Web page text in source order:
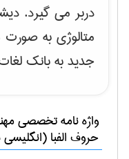
دربر می گیرد.
متالوژی به
جدید به بانک
واژه نامه تخصصی
حروف الفبا